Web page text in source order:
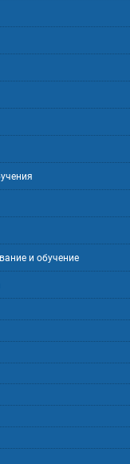
и обучение